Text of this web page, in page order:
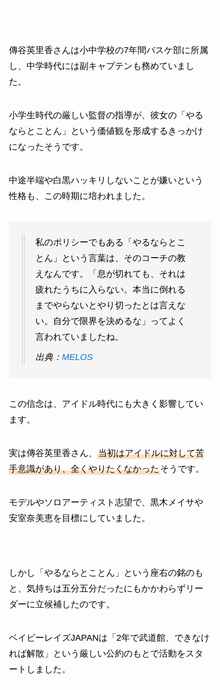
傳谷英里香さんは小中学校の7年間バスケ部に所属
し、中学時代には副キャプテンも務めていまし
た。
小学生時代の厳しい監督の指導が、彼女の「やる
ならとことん」という価値観を形成するきっかけ
になったそうです。
中途半端や白黒ハッキリしないことが嫌いという
性格も、この時期に培われました。
私のポリシーでもある「やるならとこ
とん」という言葉は、そのコーチの教
えなんです。「息が切れても、それは
疲れたうちに入らない。本当に倒れる
までやらないとやり切ったとは言えな
い。自分で限界を決めるな」ってよく
言われていましたね。
出典： MELOS
この信念は、アイドル時代にも大きく影響してい
ます。
実は傳谷英里香さん、 当初はアイドルに対して苦
手意識があり、全くやりたくなかったそうです。
モデルやソロアーティスト志望で、黒木メイサや
安室奈美恵を目標にしていました。
しかし「やるならとことん」という座右の銘のも
と、気持ちは五分五分だったにもかかわらずリー
ダーに立候補したのです。
ベイビーレイズJAPANは「2年で武道館、できなけ
れば解散」という厳しい公約のもとで活動をスタ
ートしました。